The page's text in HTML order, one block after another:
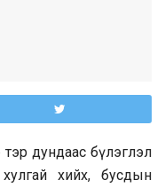
тэр дундаас бүлэглэл
хийх, бусдын